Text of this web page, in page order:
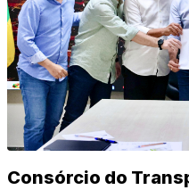
Consórcio do Transporte